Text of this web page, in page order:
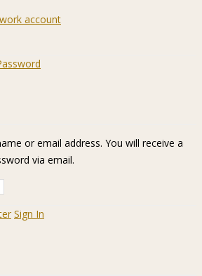
account
or email address. You will receive a
via email.
Sign In